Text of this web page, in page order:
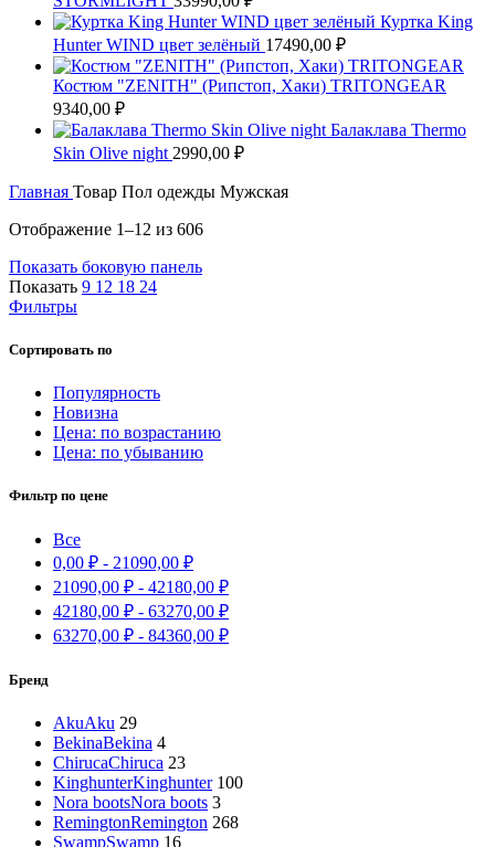
Куртка King
Hunter WIND цвет зелёный 17490,00 ₽
Костюм "ZENITH" (Рипстоп, Хаки) TRITONGEAR
9340,00 ₽
Балаклава Thermo
Skin Olive night 2990,00 ₽
Главная Товар Пол одежды Мужская
Отображение 1–12 из 606Сортировка:
Показать боковую панель
Показать 9 12 18 24
Фильтры
Сортировать по
Популярность
Новизна
Цена: по возрастанию
Цена: по убыванию
Фильтр по цене
Все
0,00 ₽ - 21090,00 ₽
21090,00 ₽ - 42180,00 ₽
42180,00 ₽ - 63270,00 ₽
63270,00 ₽ - 84360,00 ₽
Бренд
AkuAku 29
BekinaBekina 4
ChirucaChiruca 23
KinghunterKinghunter 100
Nora bootsNora boots 3
RemingtonRemington 268
SwampSwamp 16